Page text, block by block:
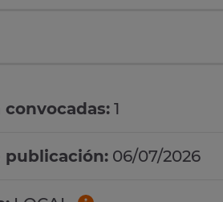
convocadas: 1
publicación: 06/07/2026